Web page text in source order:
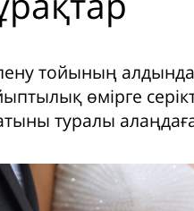
тойының алдында
өмірге
туралы